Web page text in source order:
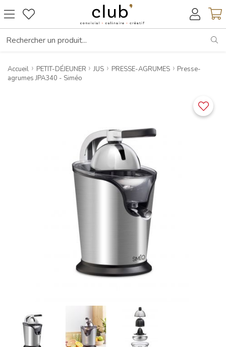
Accueil PETIT-DÉJEUNER JUS PRESSE-AGRUMES
Presse-
agrumes JPA340 - Siméo